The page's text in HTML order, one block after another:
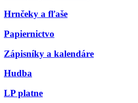
Hrnčeky a fľaše
Papiernictvo
Zápisníky a kalendáre
Hudba
LP platne